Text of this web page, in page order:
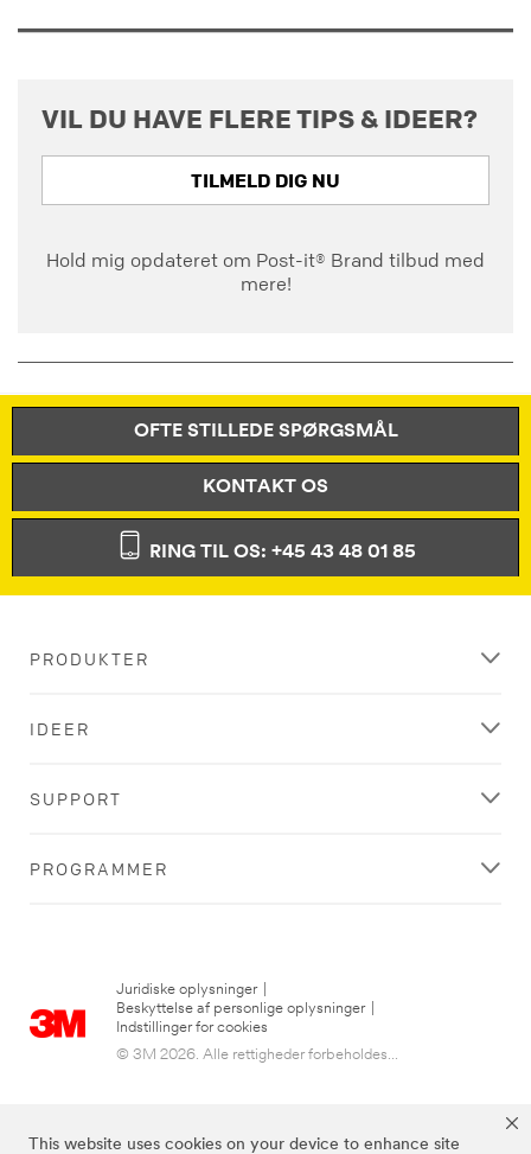
This website uses cookies on your device to enhance site
VIL DU HAVE FLERE TIPS & IDEER?
TILMELD DIG NU
Hold mig opdateret om Post-it® Brand tilbud med
mere!
OFTE STILLEDE SPØRGSMÅL
KONTAKT OS
RING TIL OS: +45 43 48 01 85
PRODUKTER
IDEER
SUPPORT
PROGRAMMER
Juridiske oplysninger
Beskyttelse af personlige oplysninger
Indstillinger for cookies
© 3M 2026. Alle rettigheder forbeholdes...